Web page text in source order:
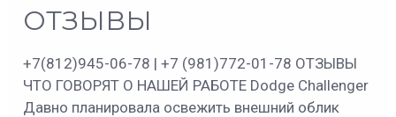
ОТЗЫВЫ
+7(812)945-06-78 | +7 (981)772-01-78 ОТЗЫВЫ
ЧТО ГОВОРЯТ О НАШЕЙ РАБОТЕ Dodge Challenger
Давно планировала освежить внешний облик
ОТЗЫВЫ